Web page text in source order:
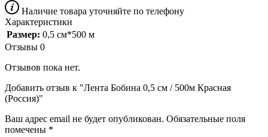
Наличие товара уточняйте по телефону
Характеристики
Размер: 0,5 см*500 м
Отзывы 0
Отзывов пока нет.
Добавить отзыв к "Лента Бобина 0,5 см / 500м Красная
(Россия)"
Ваш адрес email не будет опубликован. Обязательные поля
помечены *